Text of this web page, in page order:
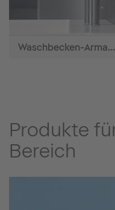
Waschbecken-Armaturen
Produkte
Bereich